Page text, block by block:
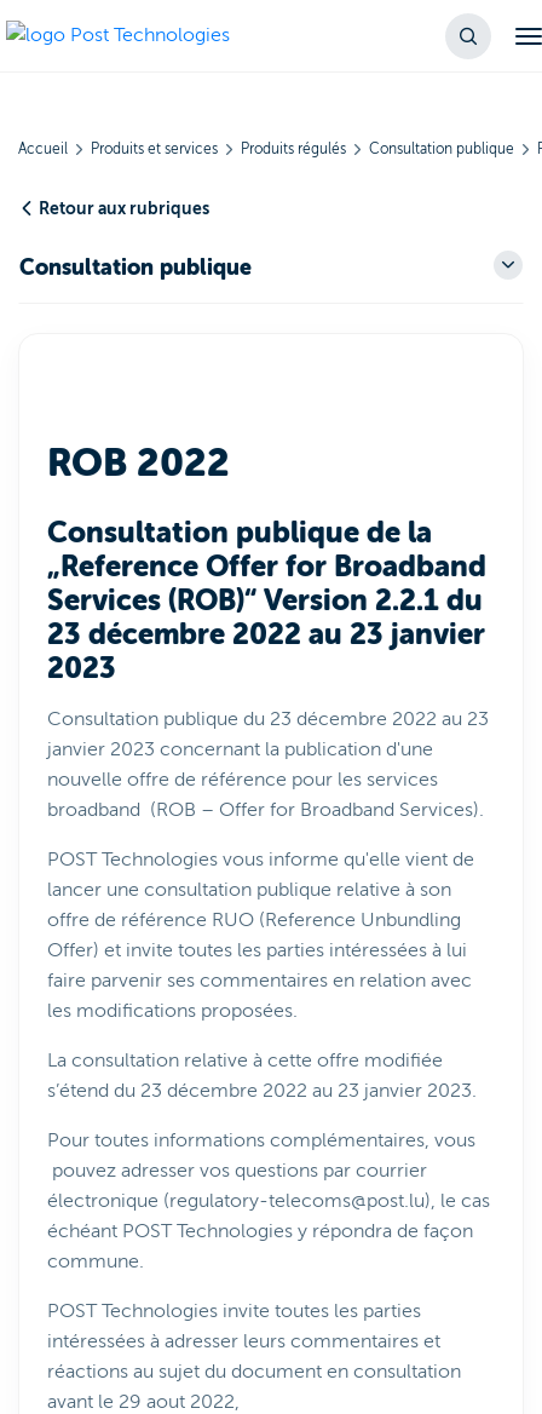
Accueil Produits et services Produits régulés Consultation publique
Retour aux rubriques
Consultation publique
ROB 2022
Consultation publique de la
„Reference Offer for Broadband
Services (ROB)“ Version 2.2.1 du
23 décembre 2022 au 23 janvier
2023
Consultation publique du 23 décembre 2022 au 23
janvier 2023 concernant la publication d'une
nouvelle offre de référence pour les services
broadband (ROB – Offer for Broadband Services).
POST Technologies vous informe qu'elle vient de
lancer une consultation publique relative à son
offre de référence RUO (Reference Unbundling
Offer) et invite toutes les parties intéressées à lui
faire parvenir ses commentaires en relation avec
les modifications proposées.
La consultation relative à cette offre modifiée
s’étend du 23 décembre 2022 au 23 janvier 2023.
Pour toutes informations complémentaires, vous
pouvez adresser vos questions par courrier
électronique (regulatory-telecoms@post.lu), le cas
échéant POST Technologies y répondra de façon
commune.
POST Technologies invite toutes les parties
intéressées à adresser leurs commentaires et
réactions au sujet du document en consultation
avant le 29 aout 2022,